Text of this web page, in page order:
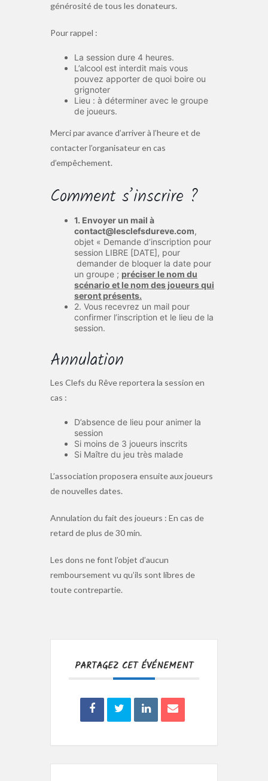
générosité de tous les donateurs.
Pour rappel :
La session dure 4 heures.
L’alcool est interdit mais vous
pouvez apporter de quoi boire ou
grignoter
Lieu : à déterminer avec le groupe
de joueurs.
Merci par avance d’arriver à l’heure et de
contacter l’organisateur en cas
d’empêchement.
Comment s’inscrire ?
1. Envoyer un mail à
contact@lesclefsdureve.com,
objet « Demande d’inscription pour
session LIBRE [DATE], pour
demander de bloquer la date pour
un groupe ; préciser le nom du
scénario et le nom des joueurs qui
seront présents.
2. Vous recevrez un mail pour
confirmer l’inscription et le lieu de la
session.
Annulation
Les Clefs du Rêve reportera la session en
cas :
D’absence de lieu pour animer la
session
Si moins de 3 joueurs inscrits
Si Maître du jeu très malade
L’association proposera ensuite aux joueurs
de nouvelles dates.
Annulation du fait des joueurs : En cas de
retard de plus de 30 min.
Les dons ne font l’objet d’aucun
remboursement vu qu’ils sont libres de
toute contrepartie.
PARTAGEZ CET ÉVÉNEMENT